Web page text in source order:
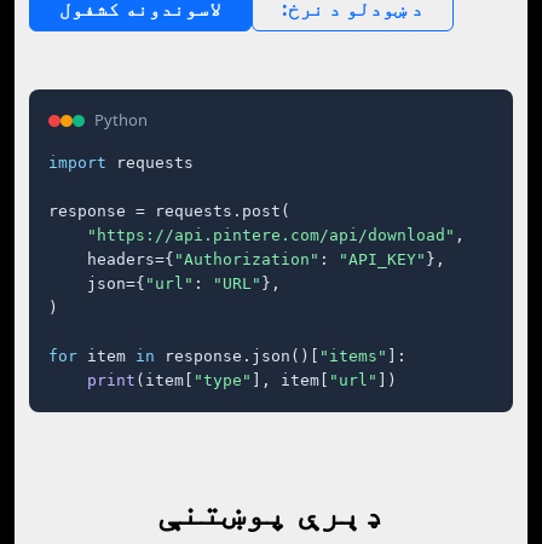
لاسوندونه کشفول :د ښودلو د نرخ
Python
import requests
response = requests.post(
"https://api.pintere.com/api/download" ,
    headers={
"Authorization" : "API_KEY" },
    json={
"url" : "URL" },
)
for item in response.json()[ "items"
]:
print (item[ "type" ], item[ "url" ])
ډېرې پوښتنې